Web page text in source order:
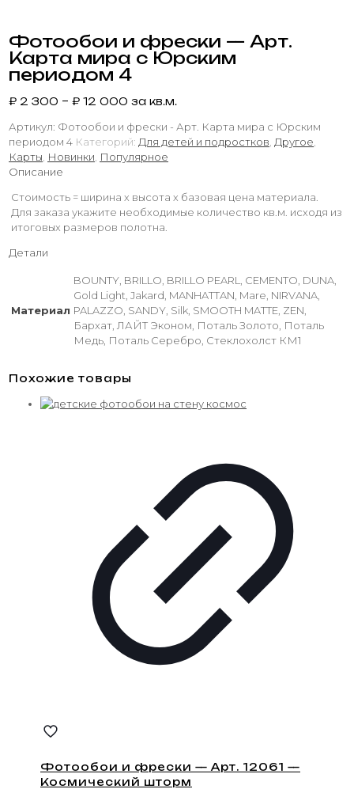
Фотообои и фрески — Арт.
Карта мира с Юрским
периодом 4
₽ 2 300 – ₽ 12 000 за кв.м.
Артикул: Фотообои и фрески - Арт. Карта мира с Юрским
периодом 4 Категорий: Для детей и подростков, Другое,
Карты, Новинки, Популярное
Описание
Стоимость = ширина х высота х базовая цена материала.
Для заказа укажите необходимые количество кв.м. исходя из
итоговых размеров полотна.
Детали
Материал
BOUNTY, BRILLO, BRILLO PEARL, CEMENTO, DUNA,
Gold Light, Jakard, MANHATTAN, Mare, NIRVANA,
PALAZZO, SANDY, Silk, SMOOTH MATTE, ZEN,
Бархат, ЛАЙТ Эконом, Поталь Золото, Поталь
Медь, Поталь Серебро, Стеклохолст КМ1
Похожие товары
Фотообои и фрески — Арт. 12061 —
Космический шторм